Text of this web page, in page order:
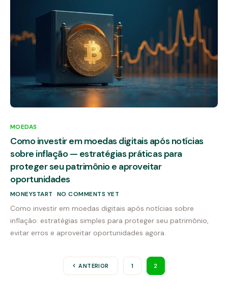
MOEDAS
Como investir em moedas digitais após notícias
sobre inflação — estratégias práticas para
proteger seu patrimônio e aproveitar
oportunidades
MONEYSTART NO COMMENTS YET
Como investir em moedas digitais após notícias sobre
inflação: estratégias simples para proteger seu patrimônio,
evitar erros e aproveitar oportunidades agora.
ANTERIOR 1 2